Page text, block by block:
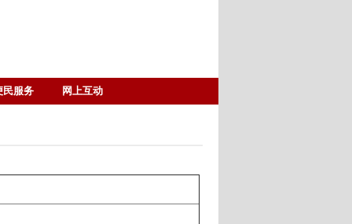
民服务 网上互动